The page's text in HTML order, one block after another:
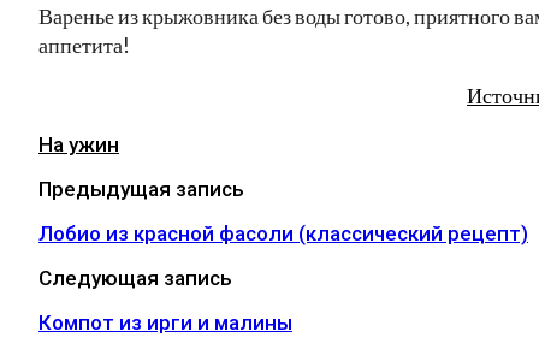
Варенье из крыжовника без воды готово, приятного
аппетита!
На ужин
Предыдущая запись
Лобио из красной фасоли (классический рецепт)
Следующая запись
Компот из ирги и малины